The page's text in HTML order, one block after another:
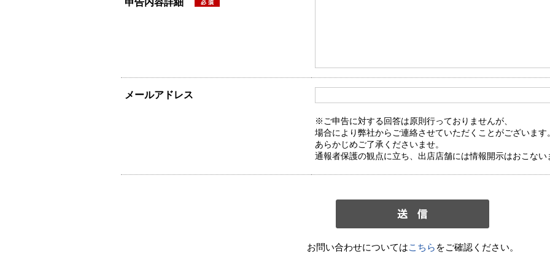
申告内容詳細
メールアドレス
※ご申告に対する回答は原則行っておりませんが、
場合により弊社からご連絡させていただくことがございます。
あらかじめご了承くださいませ。
通報者保護の観点に立ち、出店店舗には情報開示はおこない
お問い合わせについてはこちら をご確認ください。